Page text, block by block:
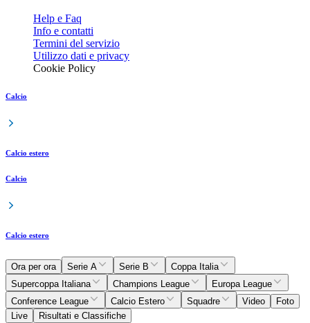
Help e Faq
Info e contatti
Termini del servizio
Utilizzo dati e privacy
Cookie Policy
Calcio
Calcio estero
Calcio
Calcio estero
Ora per ora Serie A Serie B
Coppa Italia
Supercoppa Italiana
Champions League
Europa League
Conference League
Calcio Estero Squadre Video
Foto
Live
Risultati e Classifiche